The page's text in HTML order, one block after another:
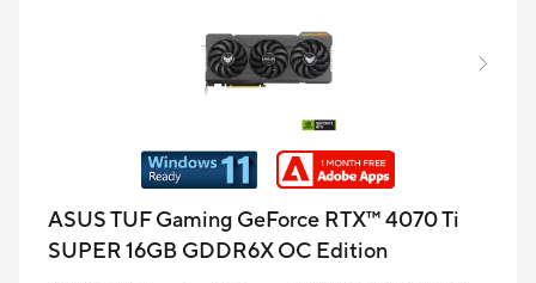
ASUS TUF Gaming GeForce RTX™ 4070 Ti
SUPER 16GB GDDR6X OC Edition